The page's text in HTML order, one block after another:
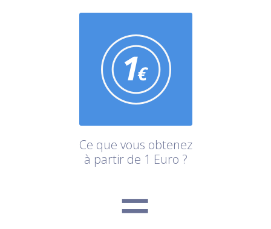
Ce que vous obtenez
à partir de 1 Euro ?